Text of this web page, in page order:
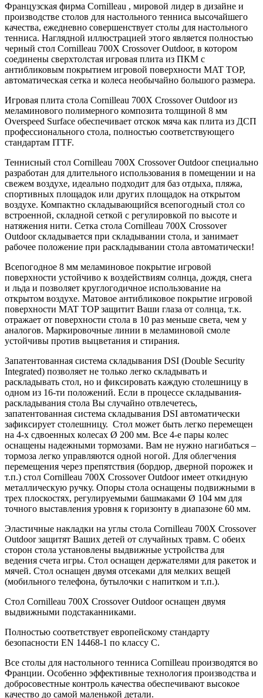
Французская фирма Cornilleau , мировой лидер в дизайне и
производстве столов для настольного тенниса высочайшего
качества, ежедневно совершенствует столы для настольного
тенниса. Наглядной иллюстрацией этого является полностью
черный стол Cornilleau 700X Crossover Outdoor, в котором
соединены сверхтолстая игровая плита из ПКМ с
антибликовым покрытием игровой поверхности MAT TOP,
автоматическая сетка и колеса необычайно большого размера.
Игровая плита стола Cornilleau 700X Crossover Outdoor из
меламинового полимерного композита толщиной 8 мм
Overspeed Surface обеспечивает отскок мяча как плита из ДСП
профессионального стола, полностью соответствующего
стандартам ITTF.
Теннисный стол Cornilleau 700X Crossover Outdoor специально
разработан для длительного использования в помещении и на
свежем воздухе, идеально подходит для баз отдыха, пляжа,
спортивных площадок или других площадок на открытом
воздухе. Компактно складывающийся всепогодный стол со
встроенной, складной сеткой с регулировкой по высоте и
натяжения нити. Сетка стола Cornilleau 700X Crossover
Outdoor складывается при складывании стола, и занимает
рабочее положение при раскладывании стола автоматически!
Всепогодное 8 мм меламиновое покрытие игровой
поверхности устойчиво к воздействиям солнца, дождя, снега
и льда и позволяет круглогодичное использование на
открытом воздухе. Матовое антибликовое покрытие игровой
поверхности MAT TOP защитит Ваши глаза от солнца, т.к.
отражает от поверхности стола в 10 раз меньше света, чем у
аналогов. Маркировочные линии в меламиновой смоле
устойчивы против выцветания и стирания.
Запатентованная система складывания DSI (Double Security
Integrated) позволяет не только легко складывать и
раскладывать стол, но и фиксировать каждую столешницу в
одном из 16-ти положений. Если в процессе складывания-
раскладывания стола Вы случайно отвлечетесь,
запатентованная система складывания DSI автоматически
зафиксирует столешницу. Стол может быть легко перемещен
на 4-х сдвоенных колесах Ø 200 мм. Все 4-е пары колес
оснащены надежными тормозами. Вам не нужно нагибаться –
тормоза легко управляются одной ногой. Для облегчения
перемещения через препятствия (бордюр, дверной порожек и
т.п.) стол Cornilleau 700X Crossover Outdoor имеет откидную
металлическую ручку. Опоры стола оснащены подвижными в
трех плоскостях, регулируемыми башмаками Ø 104 мм для
точного выставления уровня к горизонту в диапазоне 60 мм.
Эластичные накладки на углы стола Cornilleau 700X Crossover
Outdoor защитят Ваших детей от случайных травм. С обеих
сторон стола установлены выдвижные устройства для
ведения счета игры. Стол оснащен держателями для ракеток и
мячей. Стол оснащен двумя отсеками для мелких вещей
(мобильного телефона, бутылочки с напитком и т.п.).
Стол Cornilleau 700X Crossover Outdoor оснащен двумя
выдвижными подстаканниками.
Полностью соответствует европейскому стандарту
безопасности EN 14468-1 по классу C.
Все столы для настольного тенниса Cornilleau производятся во
Франции. Особенно эффективные технология производства и
добросовестные контроль качества обеспечивают высокое
качество до самой маленькой детали.